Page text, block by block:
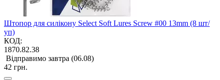
Штопор для силікону Select Soft Lures Screw #00 13mm (8 шт/
уп)
КОД:
1870.82.38
Відправимо завтра (06.08)
‍42‍ грн.